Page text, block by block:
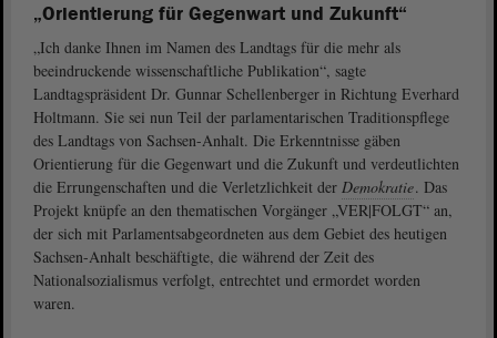
„Orientierung für Gegenwart und Zukunft“
„Ich danke Ihnen im Namen des Landtags für die mehr als
beeindruckende wissenschaftliche Publikation“, sagte
Landtagspräsident Dr. Gunnar Schellenberger in Richtung Everhard
Holtmann. Sie sei nun Teil der parlamentarischen Traditionspflege
des Landtags von Sachsen-Anhalt. Die Erkenntnisse gäben
Orientierung für die Gegenwart und die Zukunft und verdeutlichten
die Errungenschaften und die Verletzlichkeit der Demokratie. Das
Projekt knüpfe an den thematischen Vorgänger „VER|FOLGT“ an,
der sich mit Parlamentsabgeordneten aus dem Gebiet des heutigen
Sachsen-Anhalt beschäftigte, die während der Zeit des
Nationalsozialismus verfolgt, entrechtet und ermordet worden
waren.